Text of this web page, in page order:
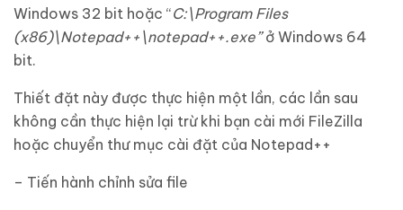
Windows 32 bit hoặc “C:\Program Files
(x86)\Notepad++\notepad++.exe”ở Windows 64
bit.
Thiết đặt này được thực hiện một lần, các lần sau
không cần thực hiện lại trừ khi bạn cài mới FileZilla
hoặc chuyển thư mục cài đặt của Notepad++
– Tiến hành chỉnh sửa file